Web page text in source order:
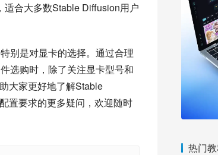
合大多数Stable Diffusion用户
别是对显卡的选择。通过合理
选购时，除了关注显卡型号和
大家更好地了解Stable
置要求的更多疑问，欢迎随时
热门